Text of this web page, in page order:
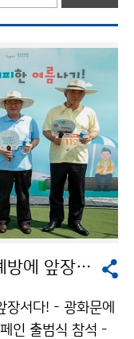
고윤화 기상청장, 폭염 피해 예방에 앞장서다!
장서다! - 광화문에
인 출범식 참석 -